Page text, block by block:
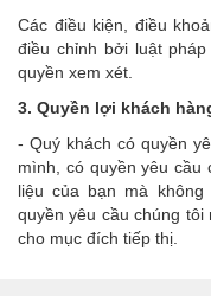
Các điều kiện, điều
điều chỉnh bởi luật
quyền xem xét.
3. Quyền lợi khách
- Quý khách có quyền
mình, có quyền yêu
liệu của bạn mà
quyền yêu cầu chúng
cho mục đích tiếp thị.